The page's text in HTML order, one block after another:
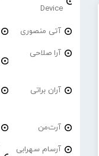
Device
آتی منصوری
آرا صلاحی
آران براتی
آرت‌من
آرسام سهرابی